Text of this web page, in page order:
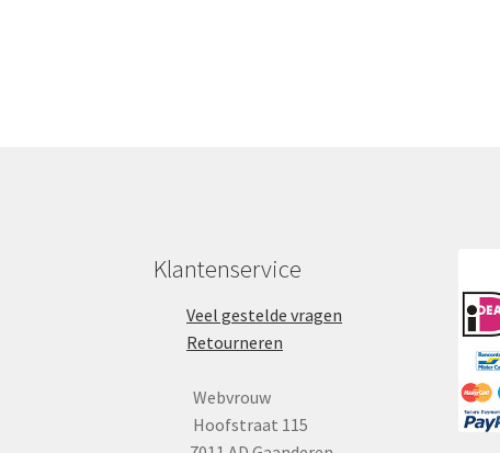
Klantenservice
Veel gestelde vragen
Retourneren
Webvrouw
Hoofstraat 115